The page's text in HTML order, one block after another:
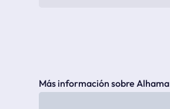
Más información sobre